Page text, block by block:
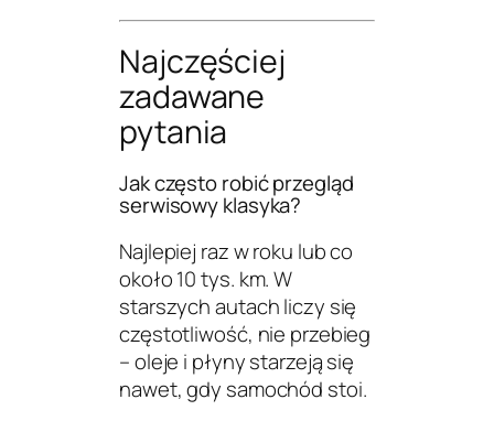
Najczęściej
zadawane
pytania
Jak często robić przegląd
serwisowy klasyka?
Najlepiej raz w roku lub co
około 10 tys. km. W
starszych autach liczy się
częstotliwość, nie przebieg
– oleje i płyny starzeją się
nawet, gdy samochód stoi.